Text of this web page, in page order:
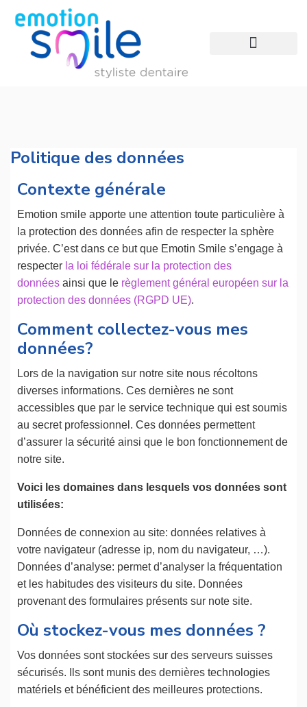
Politique des données
Contexte générale
Emotion smile apporte une attention toute particulière à
la protection des données afin de respecter la sphère
privée. C’est dans ce but que Emotin Smile s’engage à
respecter la loi fédérale sur la protection des
données ainsi que le règlement général européen sur la
protection des données (RGPD UE).
Comment collectez-vous mes
données?
Lors de la navigation sur notre site nous récoltons
diverses informations. Ces dernières ne sont
accessibles que par le service technique qui est soumis
au secret professionnel. Ces données permettent
d’assurer la sécurité ainsi que le bon fonctionnement de
notre site.
Voici les domaines dans lesquels vos données sont
utilisées:
Données de connexion au site: données relatives à
votre navigateur (adresse ip, nom du navigateur, …).
Données d’analyse: permet d’analyser la fréquentation
et les habitudes des visiteurs du site. Données
provenant des formulaires présents sur note site.
Où stockez-vous mes données ?
Vos données sont stockées sur des serveurs suisses
sécurisés. Ils sont munis des dernières technologies
matériels et bénéficient des meilleures protections.